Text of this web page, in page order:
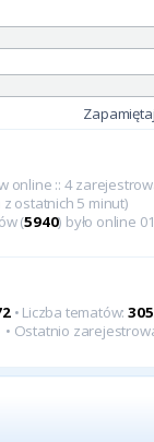
online :: 4
ostatnich 5 minut)
(5940) było online
• Liczba tematów:
• Ostatnio